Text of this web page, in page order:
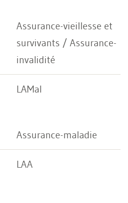
Assurance-vieillesse et
survivants / Assurance-
invalidité
LAMal
Assurance-maladie
LAA